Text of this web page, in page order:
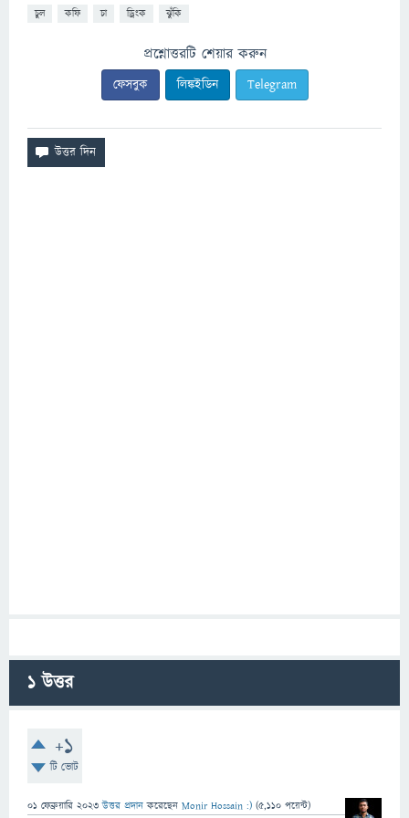
চুল কফি চা ড্রিংক ঝুঁকি
প্রশ্নোত্তরটি শেয়ার করুন
ফেসবুক লিঙ্কইডিন Telegram
1উত্তর
+1
টি ভোট
01 ফেব্রুয়ারি 2023 উত্তর প্রদান করেছেন Monir Hossain :) (5,110 পয়েন্ট)